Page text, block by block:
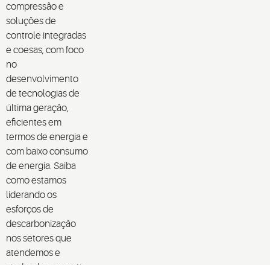
compressão e
soluções de
controle integradas
e coesas, com foco
no
desenvolvimento
de tecnologias de
última geração,
eficientes em
termos de energia e
com baixo consumo
de energia. Saiba
como estamos
liderando os
esforços de
descarbonização
nos setores que
atendemos e